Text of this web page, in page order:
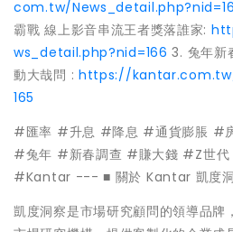
com.tw/
霸戰 線上影音串流王者獎落誰家:
ws_detail.php?nid=166 3. 兔年新
動大哉問 : https://
165
#匯率 #升息 #降息 #通貨膨脹 #
#兔年 #新春調查 #賺大錢 #Z世
#Kantar --- ■ 關於 Kantar 凱度
凱度洞察是市場研究顧問的領導品牌